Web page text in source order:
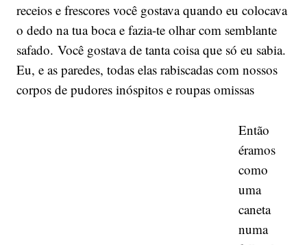
receios e frescores você gostava quando eu colocava
o dedo na tua boca e fazia-te olhar com semblante
safado. Você gostava de tanta coisa que só eu sabia.
Eu, e as paredes, todas elas rabiscadas com nossos
corpos de pudores inóspitos e roupas omissas
Então
éramos
como
uma
caneta
numa